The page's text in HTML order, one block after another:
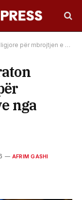
e fëmijëve nga pedofilia
nga
AFRIM GASHI